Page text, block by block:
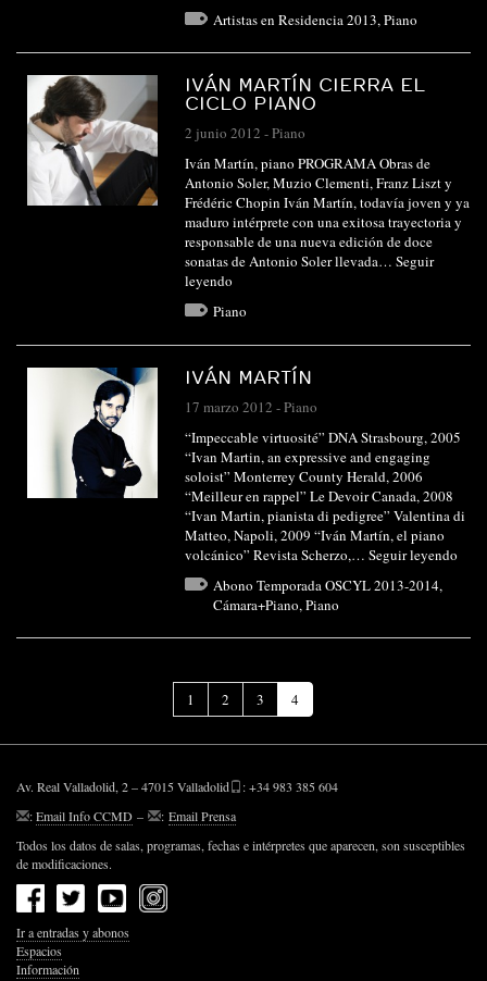
Artistas en Residencia 2013, Piano
IVÁN MARTÍN CIERRA EL
CICLO PIANO
2 junio 2012 -Piano
Iván Martín, piano PROGRAMA Obras de
Antonio Soler, Muzio Clementi, Franz Liszt y
Frédéric Chopin Iván Martín, todavía joven y ya
maduro intérprete con una exitosa trayectoria y
responsable de una nueva edición de doce
sonatas de Antonio Soler llevada… Seguir
leyendo
Piano
IVÁN MARTÍN
17 marzo 2012 -Piano
“Impeccable virtuosité” DNA Strasbourg, 2005
“Ivan Martin, an expressive and engaging
soloist” Monterrey County Herald, 2006
“Meilleur en rappel” Le Devoir Canada, 2008
“Ivan Martin, pianista di pedigree” Valentina di
Matteo, Napoli, 2009 “Iván Martín, el piano
volcánico” Revista Scherzo,… Seguir leyendo
Abono Temporada OSCYL 2013-2014,
Cámara+Piano, Piano
1 2 3 4(Página
actual)
Av. Real Valladolid, 2 – 47015 Valladolid
: +34 983 385 604
:Email Info CCMD – : Email Prensa
Todos los datos de salas, programas, fechas e intérpretes que aparecen, son susceptibles
de modificaciones.
Ir a entradas y abonos
Espacios
Información